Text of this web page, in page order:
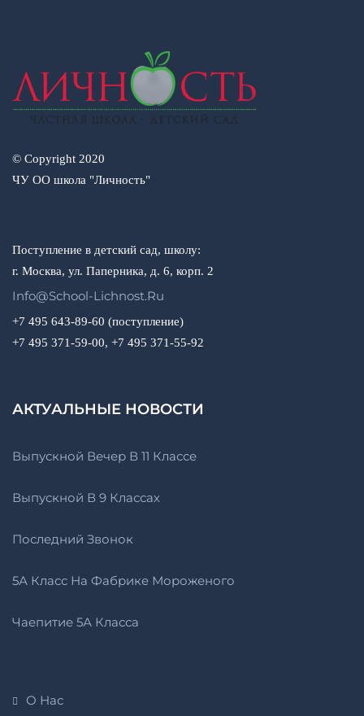
© Copyright 2020
ЧУ ОО школа "Личность"
Поступление в детский сад, школу:
г. Москва, ул. Паперника, д. 6, корп. 2
Info@school-Lichnost.ru
+7 495 643-89-60 (поступление)
+7 495 371-59-00, +7 495 371-55-92
АКТУАЛЬНЫЕ НОВОСТИ
Выпускной Вечер В 11 Классе
Выпускной В 9 Классах
Последний Звонок
5А Класс На Фабрике Мороженого
Чаепитие 5А Класса
О Нас